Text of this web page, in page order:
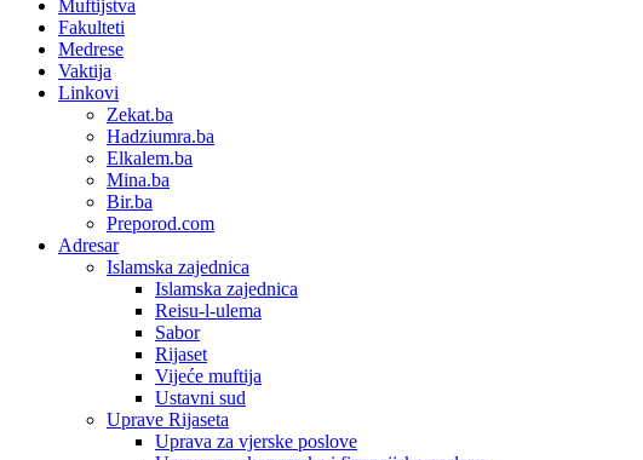
Muftijstva
Fakulteti
Medrese
Vaktija
Linkovi
Zekat.ba
Hadziumra.ba
Elkalem.ba
Mina.ba
Bir.ba
Preporod.com
Adresar
Islamska zajednica
Islamska zajednica
Reisu-l-ulema
Sabor
Rijaset
Vijeće muftija
Ustavni sud
Uprave Rijaseta
Uprava za vjerske poslove